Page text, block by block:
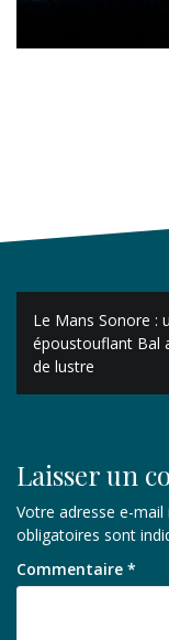
de
l’article
Le Mans Sonore :
époustouflant Bal
de lustre
Laisser un
Votre adresse e-mail
obligatoires sont
Commentaire *